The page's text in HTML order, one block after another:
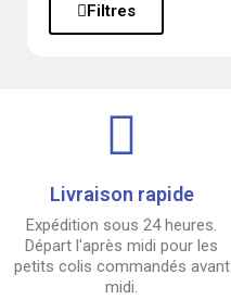
Filtres
Livraison rapide
Expédition sous 24 heures.
Départ l'après midi pour les
petits colis commandés avant
midi.